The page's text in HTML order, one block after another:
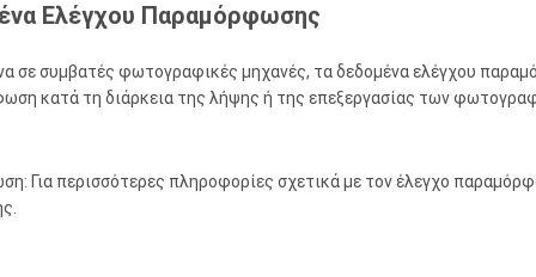
Ελέγχου Παραμόρφωσης
σε συμβατές φωτογραφικές μηχανές, τα δεδομένα ελέγχου
κατά τη διάρκεια της λήψης ή της επεξεργασίας των
Για περισσότερες πληροφορίες σχετικά με τον έλεγχο